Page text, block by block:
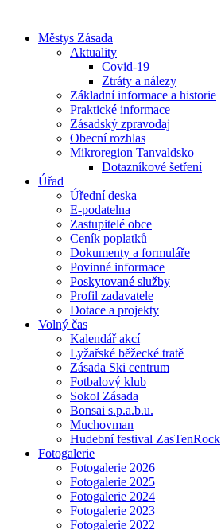
Městys Zásada
Aktuality
Covid-19
Ztráty a nálezy
Základní informace a historie
Praktické informace
Zásadský zpravodaj
Obecní rozhlas
Mikroregion Tanvaldsko
Dotazníkové šetření
Úřad
Úřední deska
E-podatelna
Zastupitelé obce
Ceník poplatků
Dokumenty a formuláře
Povinné informace
Poskytované služby
Profil zadavatele
Dotace a projekty
Volný čas
Kalendář akcí
Lyžařské běžecké tratě
Zásada Ski centrum
Fotbalový klub
Sokol Zásada
Bonsai s.p.a.b.u.
Muchovman
Hudební festival ZasTenRock
Fotogalerie
Fotogalerie 2026
Fotogalerie 2025
Fotogalerie 2024
Fotogalerie 2023
Fotogalerie 2022